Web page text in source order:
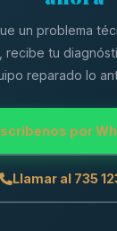
un problema
recibe tu
reparado lo
por
Llamar al 735